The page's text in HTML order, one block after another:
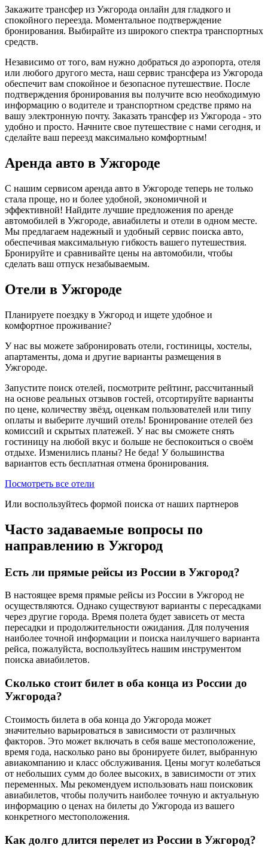
Закажите трансфер из Ужгорода онлайн для гладкого и
спокойного переезда. Моментальное подтверждение
бронирования. Выбирайте из широкого спектра транспортных
средств.
Независимо от того, вам нужно добраться до аэропорта, отеля
или любого другого места, наш сервис трансфера из Ужгорода
обеспечит вам спокойное и безопасное путешествие. После
подтверждения бронирования вы получите всю необходимую
информацию о водителе и транспортном средстве прямо на
вашу электронную почту. Заказать трансфер из Ужгорода - это
удобно и просто. Начните свое путешествие с нами сегодня, и
сделайте ваш переезд максимально комфортным!
Аренда авто в Ужгороде
С нашим сервисом аренда авто в Ужгороде теперь не только
стала проще, но и более удобной, экономичной и
эффективной! Найдите лучшие предложения по аренде
автомобилей в Ужгороде, авиабилеты и отели в одном месте.
Мы предлагаем надежный и удобный сервис поиска авто,
обеспечивая максимальную гибкость вашего путешествия.
Бронируйте и сравнивайте цены на автомобили, чтобы
сделать ваш отпуск незабываемым.
Отели в Ужгороде
Планируете поездку в Ужгород и ищете удобное и
комфортное проживание?
У нас вы можете забронировать отели, гостиницы, хостелы,
апартаменты, дома и другие варианты размещения в
Ужгороде.
Запустите поиск отелей, посмотрите рейтинг, рассчитанный
на основе реальных отзывов гостей, отсортируйте варианты
по цене, количеству звёзд, оценкам пользователей или типу
оплаты и выберите лучший отель! Бронирование отелей без
комиссий и скрытых платежей. У нас вы сможете снять
гостиницу на любой вкус и больше не беспокоиться о своём
отдыхе. Изменились планы? Не беда! У большинства
вариантов есть бесплатная отмена бронирования.
Посмотреть все отели
Или воспользуйтесь формой поиска от наших партнеров
Часто задаваемые вопросы по
направлению в Ужгород
Есть ли прямые рейсы из России в Ужгород?
В настоящее время прямые рейсы из России в Ужгород не
осуществляются. Однако существуют варианты с пересадками
через другие города. Время полета будет зависеть от места
пересадки и продолжительности ожидания. Для получения
наиболее точной информации и поиска наилучшего варианта
рейса, пожалуйста, воспользуйтесь нашим инструментом
поиска авиабилетов.
Сколько стоит билет в оба конца из России до
Ужгорода?
Стоимость билета в оба конца до Ужгорода может
значительно варьироваться в зависимости от различных
факторов. Это может включать в себя ваше местоположение,
время года, насколько рано вы бронируете билет, выбранную
авиакомпанию и класс обслуживания. Цены могут колебаться
от небольших сумм до более высоких, в зависимости от этих
переменных. Мы рекомендуем использовать наш поисковик
авиабилетов, чтобы получить наиболее точную и актуальную
информацию о ценах на билеты до Ужгорода из вашего
конкретного местоположения.
Как долго длится перелет из России в Ужгород?